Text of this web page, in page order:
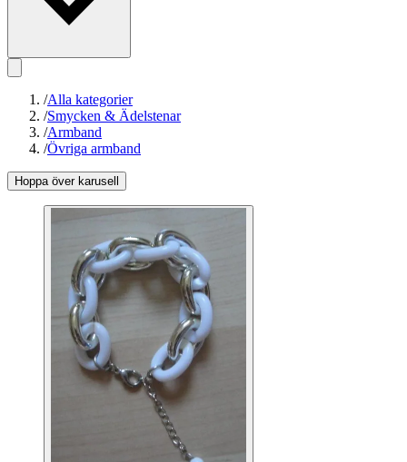
/Alla kategorier
/Smycken & Ädelstenar
/Armband
/Övriga armband
Hoppa över karusell